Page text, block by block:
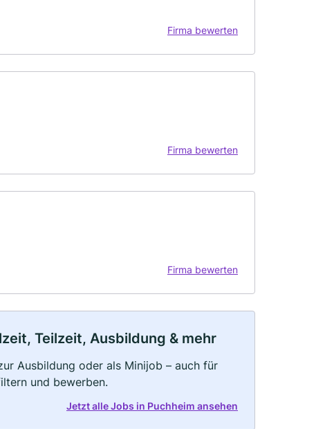
Firma bewerten
Firma bewerten
Firma bewerten
Teilzeit, Ausbildung & mehr
Ausbildung oder als Minijob – auch für
und bewerben.
Jetzt alle Jobs in Puchheim ansehen